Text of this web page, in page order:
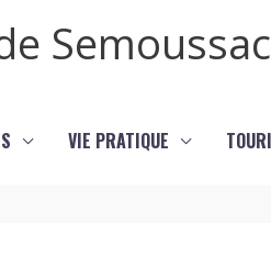
Semoussac
VIE PRATIQUE